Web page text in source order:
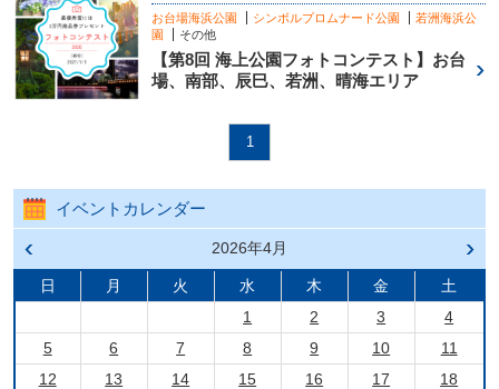
お台場海浜公園 シンボルプロムナード公園
若洲海浜公
園
その他
【第8回 海上公園フォトコンテスト】お台
場、南部、辰巳、若洲、晴海エリア
1
イベントカレンダー
前の
戻る
2026年4月
次の
進む
日 月 火 水 木 金
土
1
2 3
4
5
6 7 8 9 10
11
12
13 14 15 16 17
18